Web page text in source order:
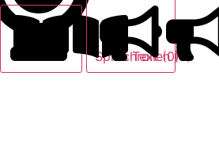
Sprechrollen (0)
Text (0)